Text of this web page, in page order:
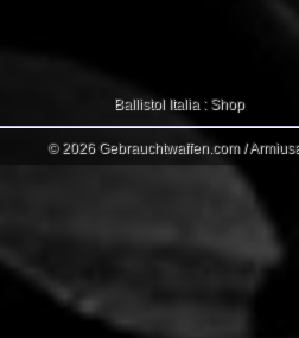
Ballistol Italia : Shop
© 2026 Gebrauchtwaffen.com /